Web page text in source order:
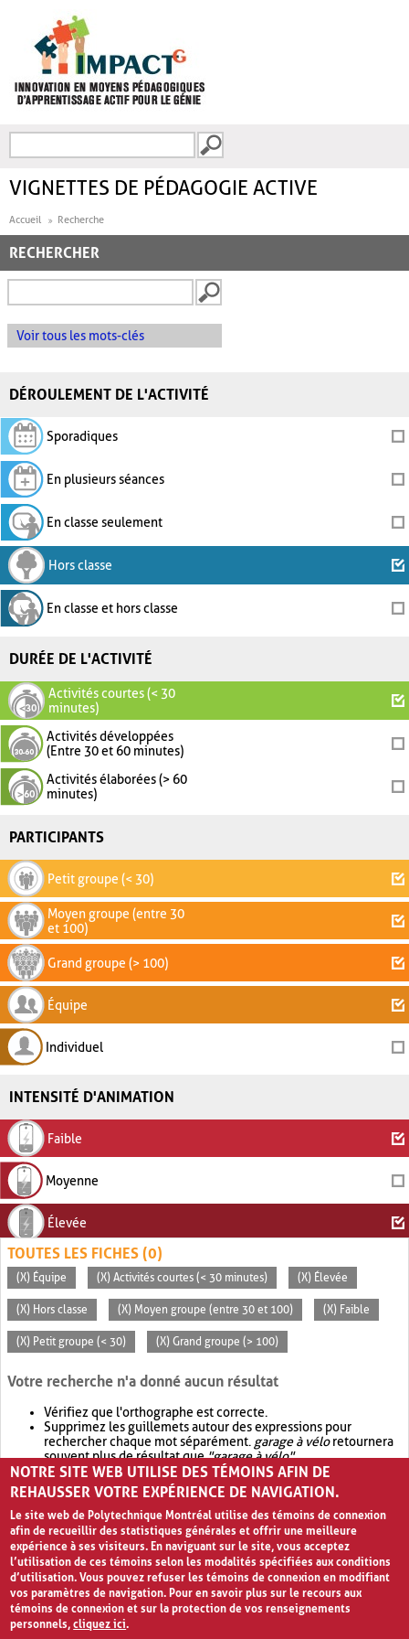
FORMULAIRE DE
VIGNETTES DE PÉDAGOGIE ACTIVE
Accueil Recherche
RECHERCHER
Voir tous les mots-clés
DÉROULEMENT DE L'ACTIVITÉ
Sporadiques
En plusieurs séances
En classe seulement
Hors classe
En classe et hors classe
DURÉE DE L'ACTIVITÉ
Activités courtes (< 30
minutes)
Activités développées
(Entre 30 et 60 minutes)
Activités élaborées (> 60
minutes)
PARTICIPANTS
Petit groupe (< 30)
Moyen groupe (entre 30
et 100)
Grand groupe (> 100)
Équipe
Individuel
INTENSITÉ D'ANIMATION
Faible
Moyenne
Élevée
TOUTES LES FICHES (0)
(X) Équipe (X) Activités courtes (< 30 minutes) (X) Élevée
(X) Hors classe (X) Moyen groupe (entre 30 et 100) (X) Faible
(X) Petit groupe (< 30) (X) Grand groupe (> 100)
Votre recherche n'a donné aucun résultat
Vérifiez que l'orthographe est correcte.
Supprimez les guillemets autour des expressions pour
rechercher chaque mot séparément. garage à véloretournera
souvent plus de résultat que"garage à vélo".
Envisagez d'élargir votre recherche avec OR.garage OR vélo
retournera souvent plus de résultat quegarage à vélo
NOTRE SITE WEB UTILISE DES TÉMOINS AFIN DE
REHAUSSER VOTRE EXPÉRIENCE DE NAVIGATION.
Le site web de Polytechnique Montréal utilise des témoins de connexion
afin de recueillir des statistiques générales et offrir une meilleure
expérience à ses visiteurs. En naviguant sur le site, vous acceptez
l’utilisation de ces témoins selon les modalités spécifiées aux conditions
d’utilisation. Vous pouvez refuser les témoins de connexion en modifiant
vos paramètres de navigation. Pour en savoir plus sur le recours aux
témoins de connexion et sur la protection de vos renseignements
personnels,cliquez ici.